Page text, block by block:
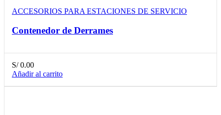
ACCESORIOS PARA ESTACIONES DE SERVICIO
Contenedor de Derrames
S/0.00
Añadir al carrito